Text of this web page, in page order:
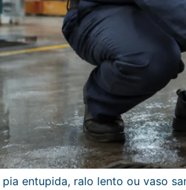
entupida, ralo lento ou vaso